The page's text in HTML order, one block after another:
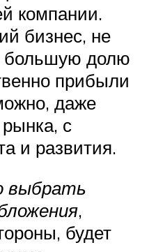
компании.
бизнес, не
большую долю
прибыли
даже
с
и развития.
выбрать
,
будет